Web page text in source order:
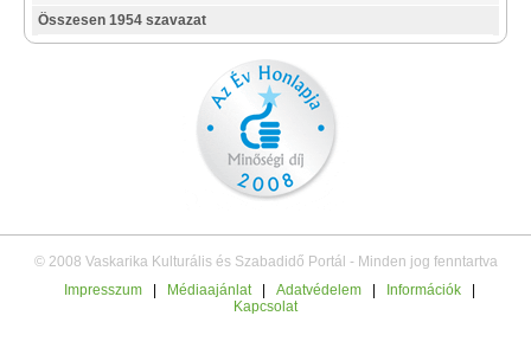
Összesen 1954 szavazat
© 2008 Vaskarika Kulturális és Szabadidő Portál - Minden jog fenntartva
Impresszum
Médiaajánlat Adatvédelem Információk
Kapcsolat